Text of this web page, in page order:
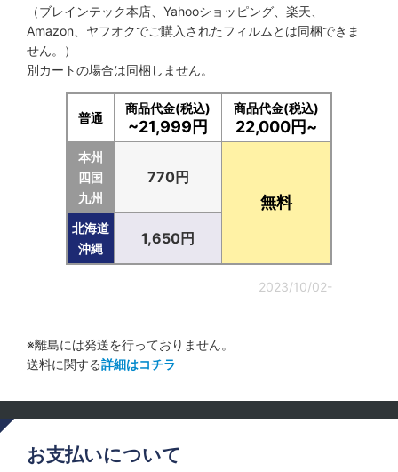
（ブレインテック本店、Yahooショッピング、楽天、
Amazon、ヤフオクでご購入されたフィルムとは同梱できま
せん。）
別カートの場合は同梱しません。
普通
商品代金(税込)
~21,999円
商品代金(税込)
22,000円~
本州
四国
九州
770円
無料
北海道
沖縄
1,650円
2023/10/02-
※離島には発送を行っておりません。
送料に関する詳細はコチラ
お支払いについて